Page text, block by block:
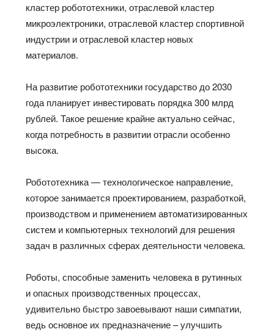
кластер робототехники, отраслевой кластер
микроэлектроники, отраслевой кластер спортивной
индустрии и отраслевой кластер новых
материалов.
На развитие робототехники государство до 2030
года планирует инвестировать порядка 300 млрд
рублей. Такое решение крайне актуально сейчас,
когда потребность в развитии отрасли особенно
высока.
Робототехника — технологическое направление,
которое занимается проектированием, разработкой,
производством и применением автоматизированных
систем и компьютерных технологий для решения
задач в различных сферах деятельности человека.
Роботы, способные заменить человека в рутинных
и опасных производственных процессах,
удивительно быстро завоевывают наши симпатии,
ведь основное их предназначение – улучшить